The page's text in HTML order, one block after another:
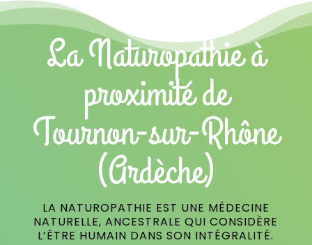
La Naturopathie à
proximité de
Tournon-sur-Rhône
(Ardèche)
LA NATUROPATHIE EST UNE MÉDECINE
NATURELLE, ANCESTRALE QUI CONSIDÈRE
L’ÊTRE HUMAIN DANS SON INTÉGRALITÉ.